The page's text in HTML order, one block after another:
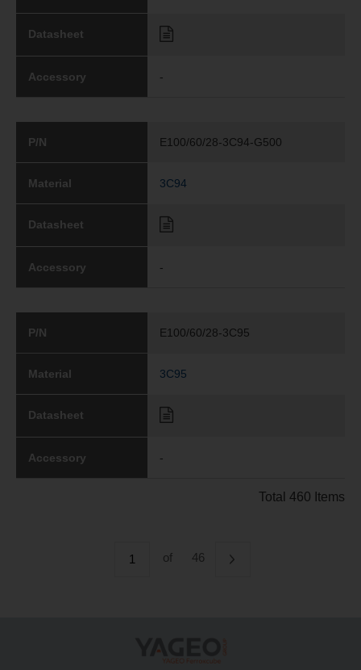
Datasheet
Accessory -
P/N E100/60/28-3C94-G500
Material 3C94
Datasheet
Accessory -
P/N E100/60/28-3C95
Material 3C95
Datasheet
Accessory -
Total 460 Items
of 46